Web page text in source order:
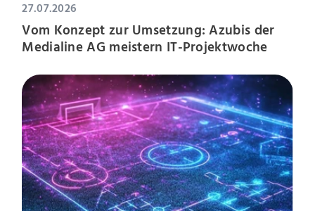
27.07.2026
Vom Konzept zur Umsetzung: Azubis der
Medialine AG meistern IT-Projektwoche